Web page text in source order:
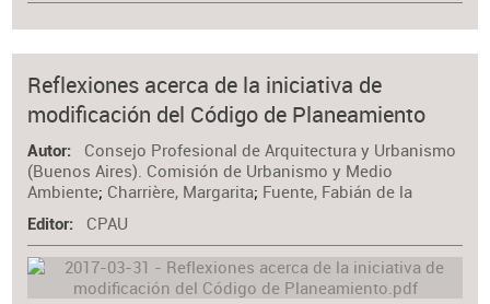
Reflexiones acerca de la iniciativa de
modificación del Código de Planeamiento
Autor
Consejo Profesional de Arquitectura y Urbanismo
(Buenos Aires). Comisión de Urbanismo y Medio
Ambiente; Charrière, Margarita; Fuente, Fabián de la
Editor CPAU